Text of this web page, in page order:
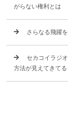
がらない権利とは
さらなる飛躍
セカコイラジ
方法が見えてきて